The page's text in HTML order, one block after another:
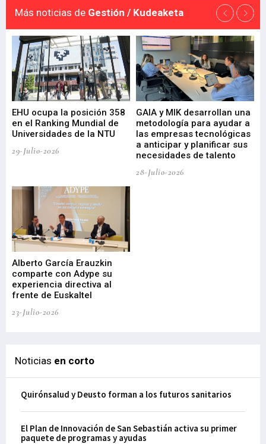
Más noticias de Gestión / Kudeaketa
EHU ocupa la posición 358
en el Ranking Mundial de
Universidades de la NTU
29-Julio-2026
GAIA y MIK desarrollan una
metodología para ayudar a
las empresas tecnológicas
a anticipar y planificar sus
necesidades de talento
28-Julio-2026
Alberto García Erauzkin
comparte con Adype su
experiencia directiva al
frente de Euskaltel
23-Julio-2026
Noticias en corto
Quirónsalud y Deusto forman a los futuros sanitarios
El Plan de Innovación de San Sebastián activa su primer
paquete de programas y ayudas